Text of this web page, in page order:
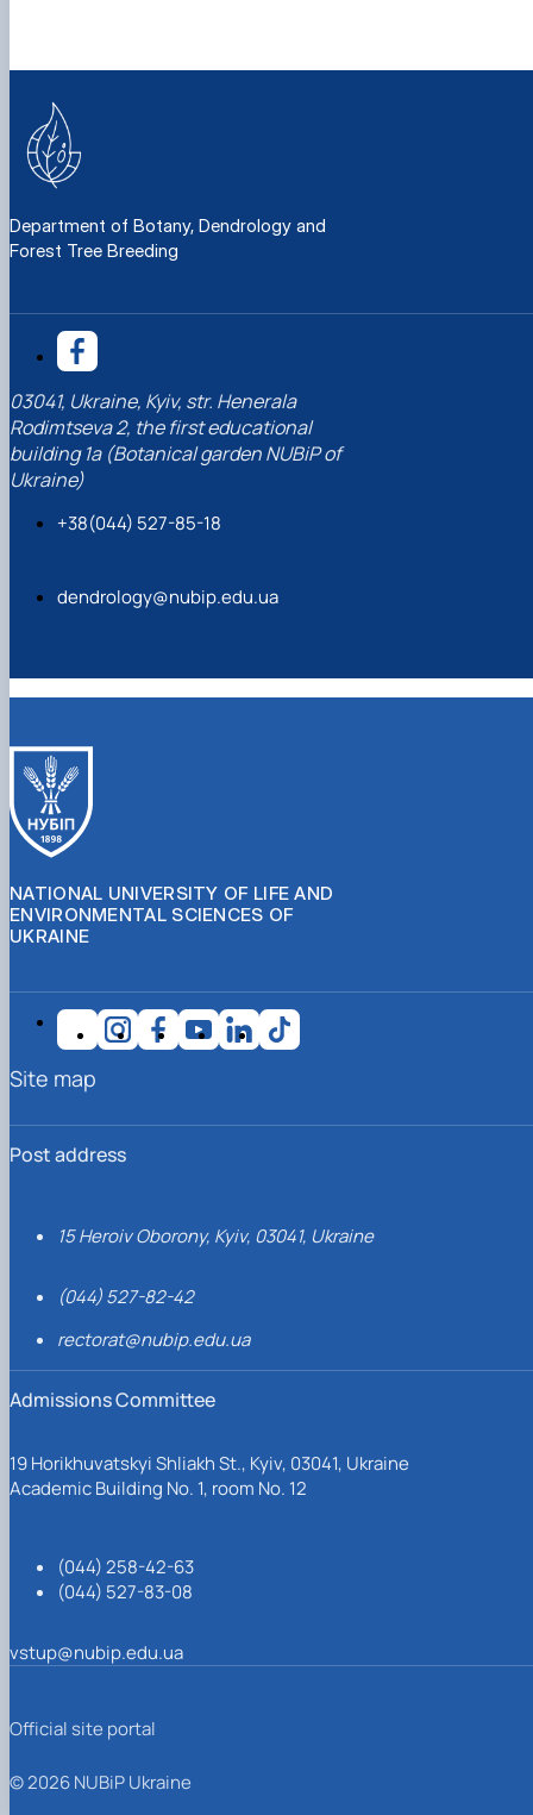
Department of Botany, Dendrology and
Forest Tree Breeding
03041, Ukraine, Kyiv, str. Henerala
Rodimtseva 2, the first educational
building 1a (Botanical garden NUBiP of
Ukraine)
+38(044) 527-85-18
dendrology@nubip.edu.ua
NATIONAL UNIVERSITY OF LIFE AND
ENVIRONMENTAL SCIENCES OF
UKRAINE
Post address
15 Heroiv Oborony, Kyiv, 03041, Ukraine
(044) 527-82-42
rectorat@nubip.edu.ua
Admissions Committee
19 Horikhuvatskyi Shliakh St., Kyiv, 03041, Ukraine
Academic Building No. 1, room No. 12
(044) 258-42-63
(044) 527-83-08
vstup@nubip.edu.ua
Site map
Official site portal
© 2026 NUBiP Ukraine